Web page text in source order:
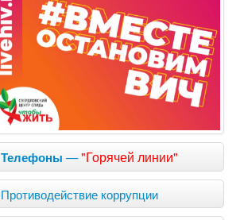
Телефоны —"Горячей линии"
Противодействие коррупции